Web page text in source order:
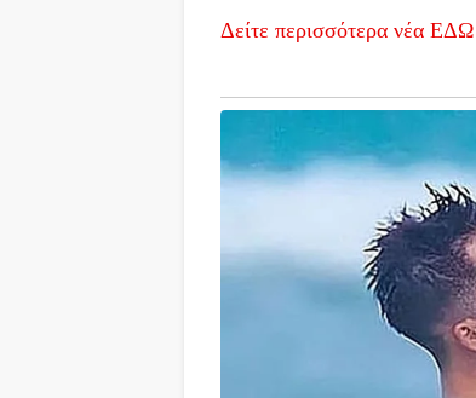
Δείτε περισσότερα νέα ΕΔΩ